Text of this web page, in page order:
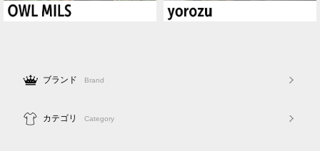
ブランド Brand
カテゴリ Category